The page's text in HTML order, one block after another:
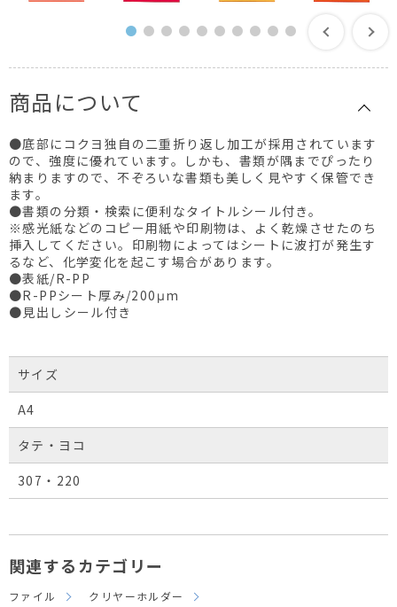
商品について
●底部にコクヨ独自の二重折り返し加工が採用されています
ので、強度に優れています。しかも、書類が隅までぴったり
納まりますので、不ぞろいな書類も美しく見やすく保管でき
ます。
●書類の分類・検索に便利なタイトルシール付き。
※感光紙などのコピー用紙や印刷物は、よく乾燥させたのち
挿入してください。印刷物によってはシートに波打が発生す
るなど、化学変化を起こす場合があります。
●表紙/R-PP
●R-PPシート厚み/200μm
●見出しシール付き
サイズ
A4
タテ・ヨコ
307・220
関連するカテゴリー
ファイル クリヤーホルダー